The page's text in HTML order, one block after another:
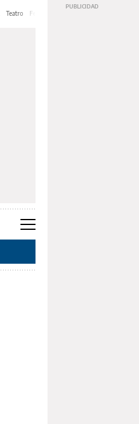
Teatro Feria de Editores